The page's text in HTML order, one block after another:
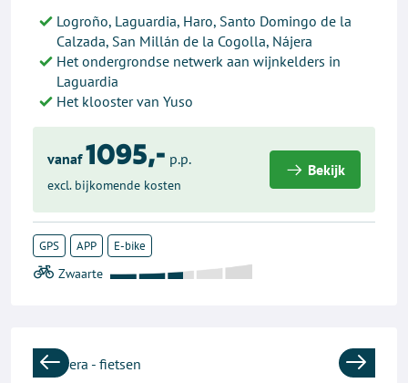
Logroño, Laguardia, Haro, Santo Domingo de la
Calzada, San Millán de la Cogolla, Nájera
Het ondergrondse netwerk aan wijnkelders in
Laguardia
Het klooster van Yuso
vanaf 1095,- p.p.
excl. bijkomende kosten
Bekijk
GPS APP E-bike
Previous Next